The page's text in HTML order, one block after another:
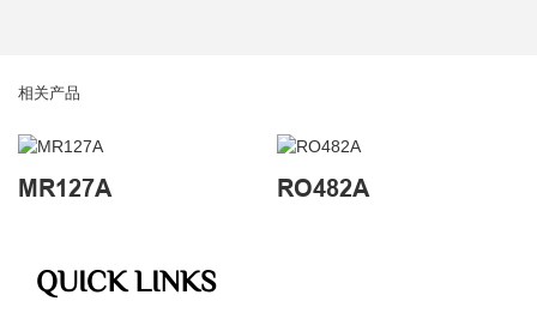
相关产品
MR127A RO482A
QUICK LINKS